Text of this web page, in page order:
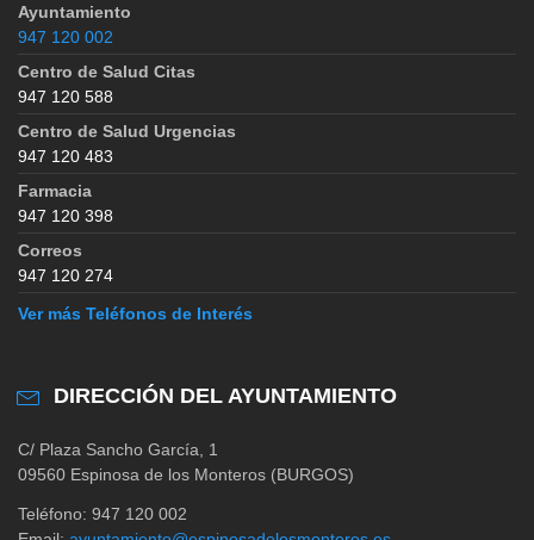
Ayuntamiento
947 120 002
Centro de Salud Citas
947 120 588
Centro de Salud Urgencias
947 120 483
Farmacia
947 120 398
Correos
947 120 274
Ver más Teléfonos de Interés
DIRECCIÓN DEL AYUNTAMIENTO
C/ Plaza Sancho García, 1
09560 Espinosa de los Monteros (BURGOS)
Teléfono: 947 120 002